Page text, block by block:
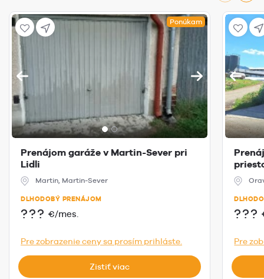
Ponúkam
Prenájom garáže v Martin-Sever pri
Lidli
Martin, Martin-Sever
DLHODOBÝ PRENÁJOM
??? €/mes.
Pre zobrazenie ceny sa prosím prihláste.
Zistiť viac
???
Pre